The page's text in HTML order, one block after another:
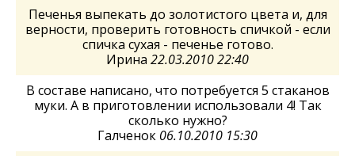
Печенья выпекать до золотистого цвета и, для
верности, проверить готовность спичкой - если
спичка сухая - печенье готово.
Ирина 22.03.2010 22:40
В составе написано, что потребуется 5 стаканов
муки. А в приготовлении использовали 4! Так
сколько нужно?
Галченок 06.10.2010 15:30